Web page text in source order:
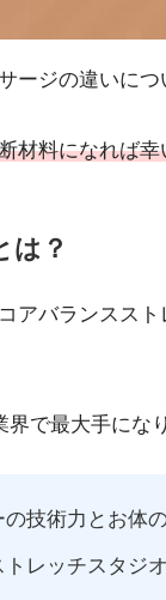
ージの違いに
材料になれば幸
は？
アバランスス
で最大手にな
技術力とお体
レッチスタジ